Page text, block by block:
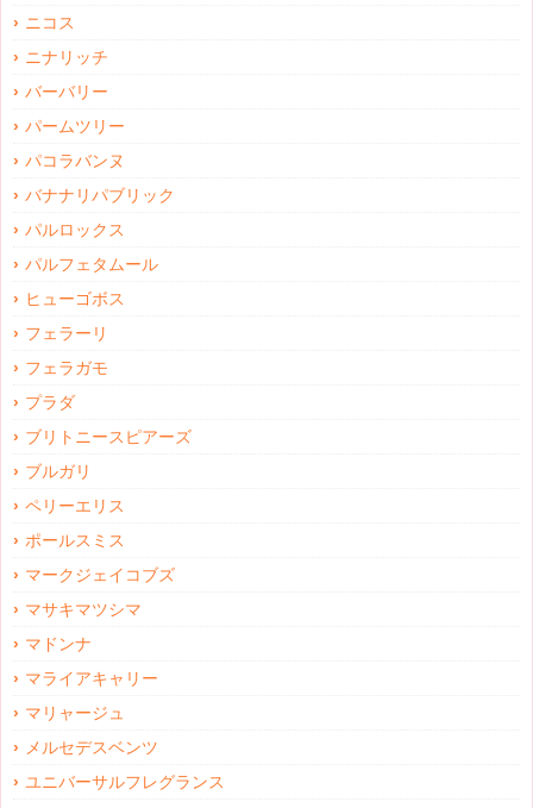
ニコス
ニナリッチ
バーバリー
パームツリー
パコラバンヌ
バナナリパブリック
パルロックス
パルフェタムール
ヒューゴボス
フェラーリ
フェラガモ
プラダ
ブリトニースピアーズ
ブルガリ
ペリーエリス
ポールスミス
マークジェイコブズ
マサキマツシマ
マドンナ
マライアキャリー
マリャージュ
メルセデスベンツ
ユニバーサルフレグランス